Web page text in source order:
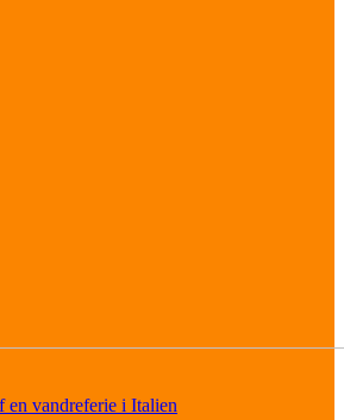
en vandreferie i Italien